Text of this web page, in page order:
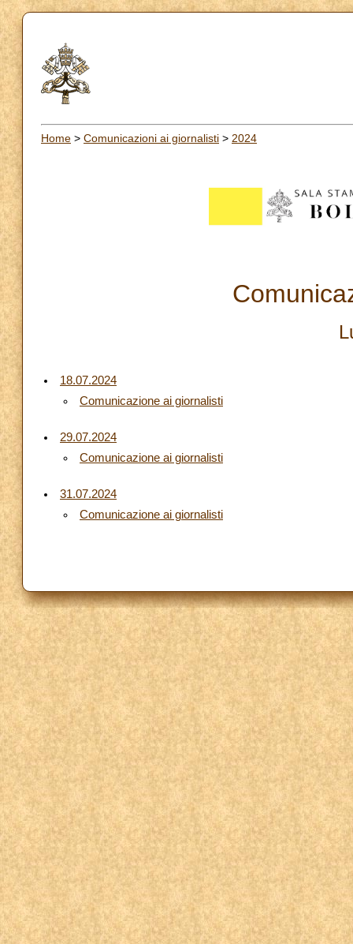
Home > Comunicazioni ai giornalisti > 2024
18.07.2024
Comunicazione ai giornalisti
29.07.2024
Comunicazione ai giornalisti
31.07.2024
Comunicazione ai giornalisti